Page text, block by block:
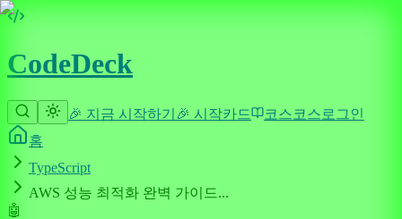
CodeDeck
🎉 지금 시작하기 🎉 시작카드 코스코스 로그인
홈
TypeScript
AWS 성능 최적화 완벽 가이드...
🤖